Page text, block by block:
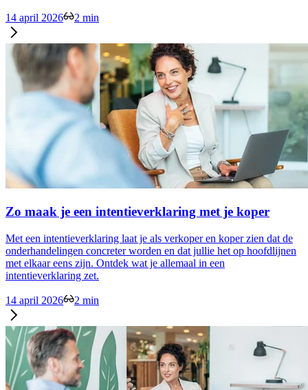
14 april 2026 2 min
Zo maak je een intentieverklaring met je koper
Met een intentieverklaring laat je als verkoper en koper zien dat de
onderhandelingen concreter worden en dat jullie het op hoofdlijnen
met elkaar eens zijn. Ontdek wat je allemaal in een
intentieverklaring zet.
14 april 2026 2 min